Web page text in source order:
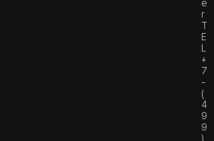
e
r
T
E
L
+
7
-
(
4
9
9
)